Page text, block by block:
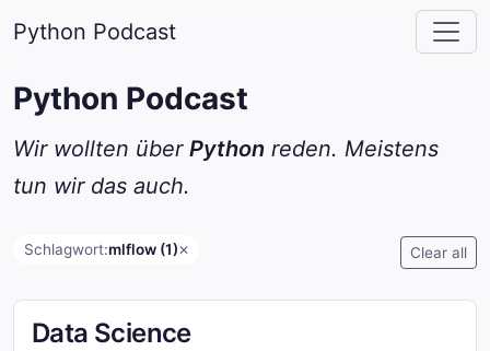
Python Podcast
Python Podcast
Wir wollten über Python reden. Meistens
tun wir das auch.
Schlagwort:mlflow (1)✕ Clear all
Data Science